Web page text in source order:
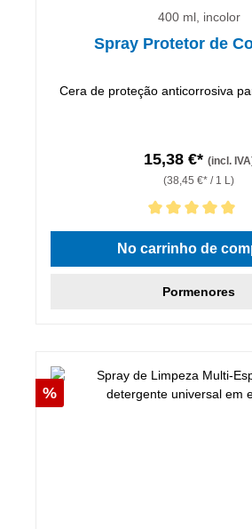
400 ml, incolor
Spray Protetor de
Cera de proteção anticorrosiva
15,38 €* (incl.
(38,45 €* / 1 L)
Classificação média de 5 de 5
No carrinho de
Pormenores
Desconto
%